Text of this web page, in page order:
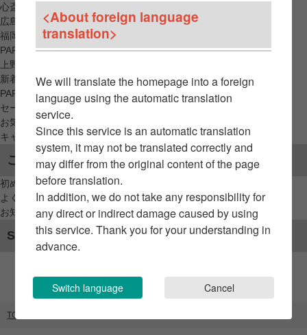
心斎橋PARCO
広島PARCO
福岡PARCO
PARCO_ya
上野
新着アイテムから探す
PARCO限定アイテムから探す
セールアイテムから探す
お気に入りから探す
キャンペーン/クーポン対象から探す
ご利用案内
初めてのお客様へ
よくあるご質問 / お問い合わせ
お知らせ
SNSアカウント
TOP
<About foreign language
translation>
We will translate the homepage into a foreign
language using the automatic translation
service.
Since this service is an automatic translation
system, it may not be translated correctly and
may differ from the original content of the page
before translation.
In addition, we do not take any responsibility for
any direct or indirect damage caused by using
this service. Thank you for your understanding in
advance.
Switch language Cancel